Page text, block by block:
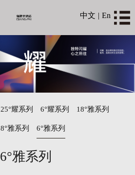
中文 | En
25°耀系列 6°耀系列 18°雅系列
8°雅系列 6°雅系列
6°雅系列